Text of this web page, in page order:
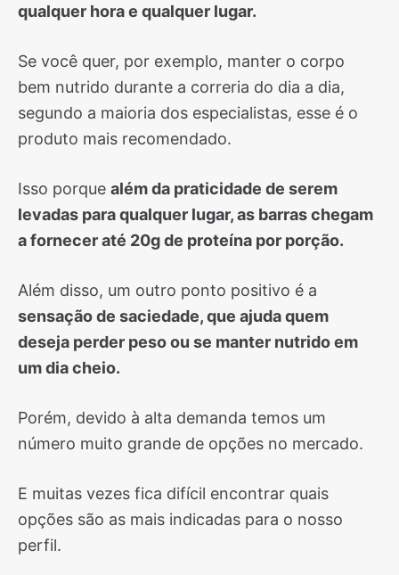
qualquer hora e qualquer lugar.
Se você quer, por exemplo, manter o corpo
bem nutrido durante a correria do dia a dia,
segundo a maioria dos especialistas, esse é o
produto mais recomendado.
Isso porque além da praticidade de serem
levadas para qualquer lugar, as barras chegam
a fornecer até 20g de proteína por porção.
Além disso, um outro ponto positivo é a
sensação de saciedade, que ajuda quem
deseja perder peso ou se manter nutrido em
um dia cheio.
Porém, devido à alta demanda temos um
número muito grande de opções no mercado.
E muitas vezes fica difícil encontrar quais
opções são as mais indicadas para o nosso
perfil.